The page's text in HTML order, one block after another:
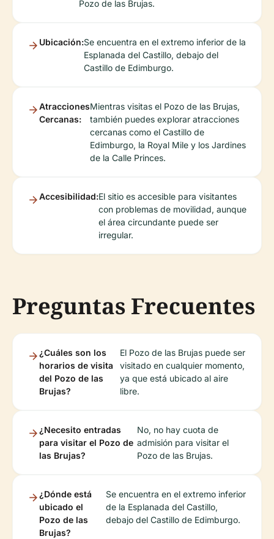
Pozo de las Brujas.
Ubicación:Se encuentra en el extremo inferior de la
Esplanada del Castillo, debajo del
Castillo de Edimburgo.
Atracciones
Cercanas:
Mientras visitas el Pozo de las Brujas,
también puedes explorar atracciones
cercanas como el Castillo de
Edimburgo, la Royal Mile y los Jardines
de la Calle Princes.
Accesibilidad:El sitio es accesible para visitantes
con problemas de movilidad, aunque
el área circundante puede ser
irregular.
Preguntas Frecuentes
¿Cuáles son los
horarios de visita
del Pozo de las
Brujas?
El Pozo de las Brujas puede ser
visitado en cualquier momento,
ya que está ubicado al aire
libre.
¿Necesito entradas
para visitar el Pozo de
las Brujas?
No, no hay cuota de
admisión para visitar el
Pozo de las Brujas.
¿Dónde está
ubicado el
Pozo de las
Brujas?
Se encuentra en el extremo inferior
de la Esplanada del Castillo,
debajo del Castillo de Edimburgo.